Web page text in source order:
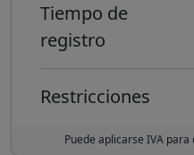
Tiempo de
registro
Restricciones
Puede aplicarse IVA